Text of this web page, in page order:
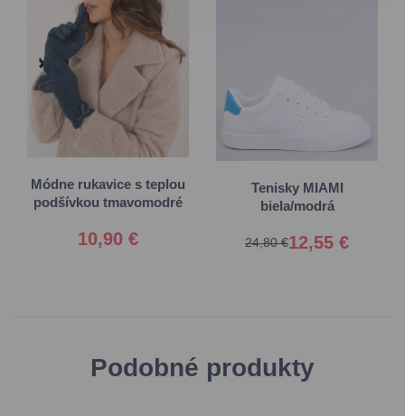
Módne rukavice s teplou
podšívkou tmavomodré
10,90 €
S/M
L/XL
Tenisky MIAMI
biela/modrá
12,55 €
24,80 €
Podobné produkty